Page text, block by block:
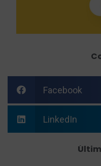
Facebook
LinkedIn